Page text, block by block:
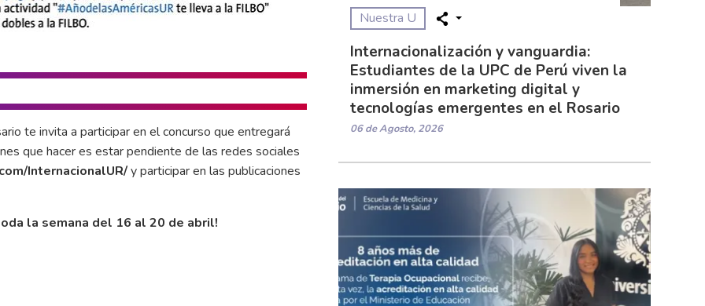
te invita a participar en el concurso que entregará
que hacer es estar pendiente de las redes sociales
InternacionalUR/y participar en las publicaciones
la semana del 16 al 20 de abril!
Nuestra U
Internacionalización y vanguardia:
Estudiantes de la UPC de Perú viven la
inmersión en marketing digital y
tecnologías emergentes en el Rosario
06 de Agosto, 2026